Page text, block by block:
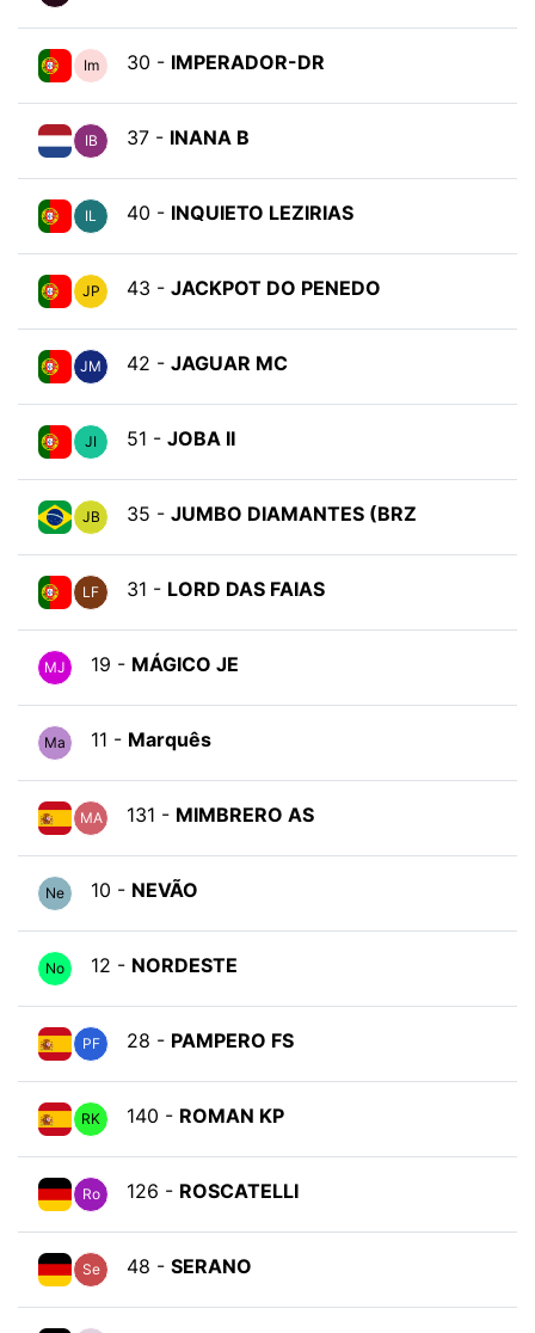
Im 30 - IMPERADOR-DR
IB 37 - INANA B
IL 40 - INQUIETO LEZIRIAS
JP 43 - JACKPOT DO PENEDO
JM 42 - JAGUAR MC
JI 51 - JOBA II
JB 35 - JUMBO DIAMANTES (BRZ
LF 31 - LORD DAS FAIAS
MJ 19 - MÁGICO JE
Ma 11 - Marquês
MA 131 - MIMBRERO AS
Ne 10 - NEVÃO
No 12 - NORDESTE
PF 28 - PAMPERO FS
RK 140 - ROMAN KP
Ro 126 - ROSCATELLI
Se 48 - SERANO